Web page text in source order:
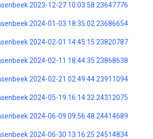
2023-12-27 10:03:58 23647776
2024-01-03 18:35:02 23686654
2024-02-01 14:45:15 23820787
2024-02-11 18:44:35 23868638
2024-02-21 02:49:44 23911094
2024-05-19 16:14:32 24312075
2024-06-09 09:56:48 24414689
2024-06-30 13:16:25 24514834